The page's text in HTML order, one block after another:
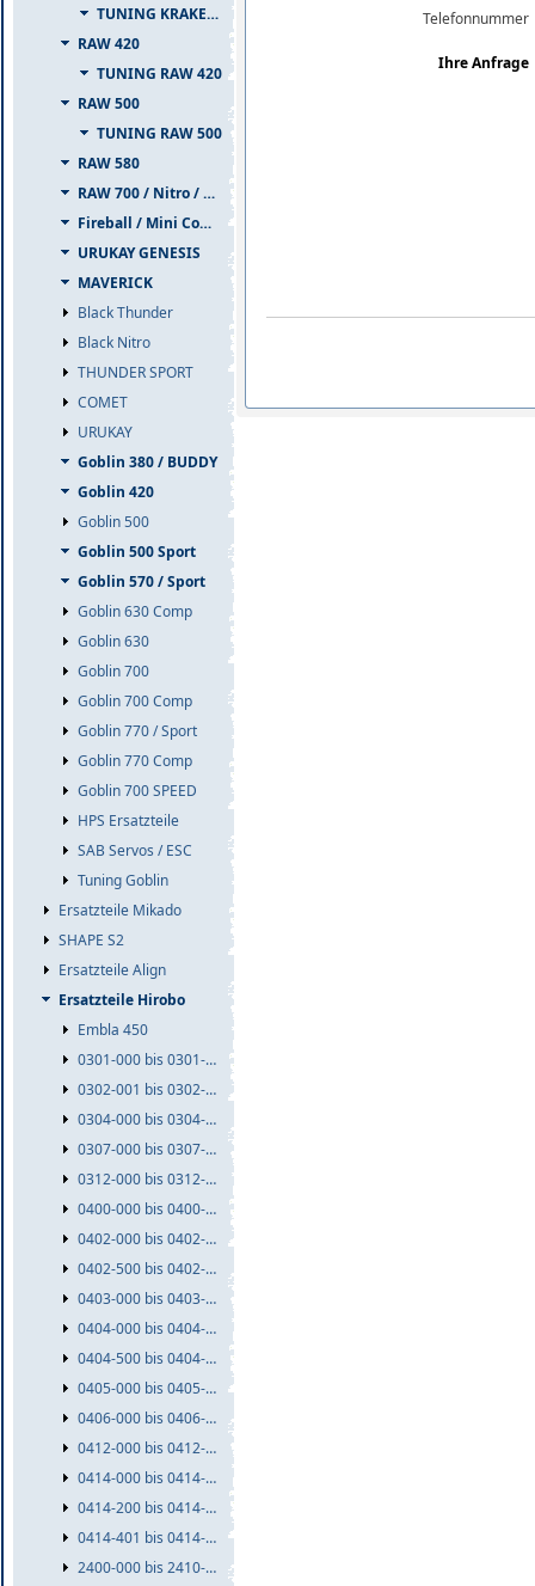
TUNING KRAKEN 700
RAW 420
TUNING RAW 420
RAW 500
TUNING RAW 500
RAW 580
RAW 700 / Nitro / PIUMA
Fireball / Mini Comet
URUKAY GENESIS
MAVERICK
Black Thunder
Black Nitro
THUNDER SPORT
COMET
URUKAY
Goblin 380 / BUDDY
Goblin 420
Goblin 500
Goblin 500 Sport
Goblin 570 / Sport
Goblin 630 Comp
Goblin 630
Goblin 700
Goblin 700 Comp
Goblin 770 / Sport
Goblin 770 Comp
Goblin 700 SPEED
HPS Ersatzteile
SAB Servos / ESC
Tuning Goblin
Ersatzteile Mikado
SHAPE S2
Ersatzteile Align
Ersatzteile Hirobo
Embla 450
0301-000 bis 0301-999
0302-001 bis 0302-999
0304-000 bis 0304-999
0307-000 bis 0307-999
0312-000 bis 0312-999
0400-000 bis 0400-999
0402-000 bis 0402-499
0402-500 bis 0402-999
0403-000 bis 0403-999
0404-000 bis 0404-499
0404-500 bis 0404-999
0405-000 bis 0405-999
0406-000 bis 0406-999
0412-000 bis 0412-999
0414-000 bis 0414-199
0414-200 bis 0414-400
0414-401 bis 0414-999
2400-000 bis 2410-999
Telefonnummer
Ihre Anfrage